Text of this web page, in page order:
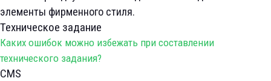
элементы фирменного стиля.
Техническое задание
Каких ошибок можно избежать при составлении
технического задания?
CMS